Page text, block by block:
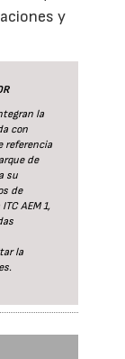
y
la
con
referencia
de
su
de
AEM 1,
la